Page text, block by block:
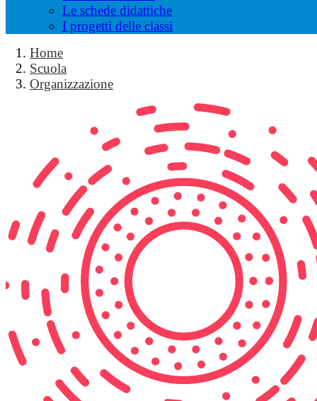
Le schede didattiche
I progetti delle classi
Home
Scuola
Organizzazione